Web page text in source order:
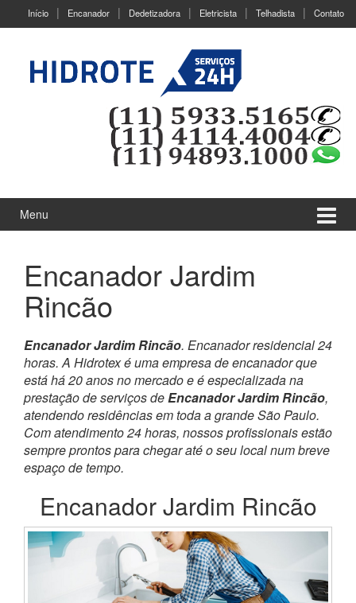
Início Encanador Dedetizadora Eletricista Telhadista Contato
Menu
Encanador Jardim
Rincão
Encanador Jardim Rincão. Encanador residencial 24
horas. A Hidrotex é uma empresa de encanador que
está há 20 anos no mercado e é especializada na
prestação de serviços deEncanador Jardim Rincão,
atendendo residências em toda a grande São Paulo.
Com atendimento 24 horas, nossos profissionais estão
sempre prontos para chegar até o seu local num breve
espaço de tempo.
Encanador Jardim Rincão